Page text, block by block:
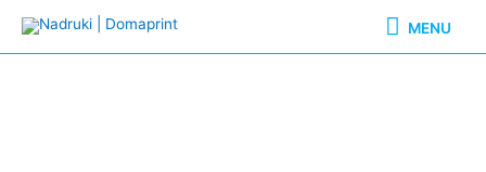
treści
MENU
MENU